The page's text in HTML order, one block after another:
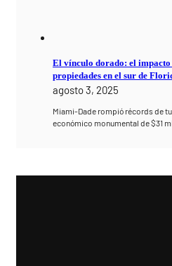
El vínculo dorado: el
propiedades en el sur de
agosto 3, 2025
Miami-Dade rompió récords de
económico monumental de $31